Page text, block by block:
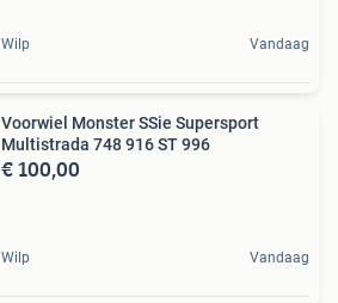
Wilp Vandaag
Voorwiel Monster SSie Supersport
Multistrada 748 916 ST 996
€ 100,00
Wilp Vandaag